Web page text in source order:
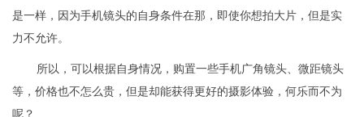
是一样，因为手机镜头的自身条件在那，即使你想拍大片，但是实
力不允许。
所以，可以根据自身情况，购置一些手机广角镜头、微距镜头
等，价格也不怎么贵，但是却能获得更好的摄影体验，何乐而不为
呢？